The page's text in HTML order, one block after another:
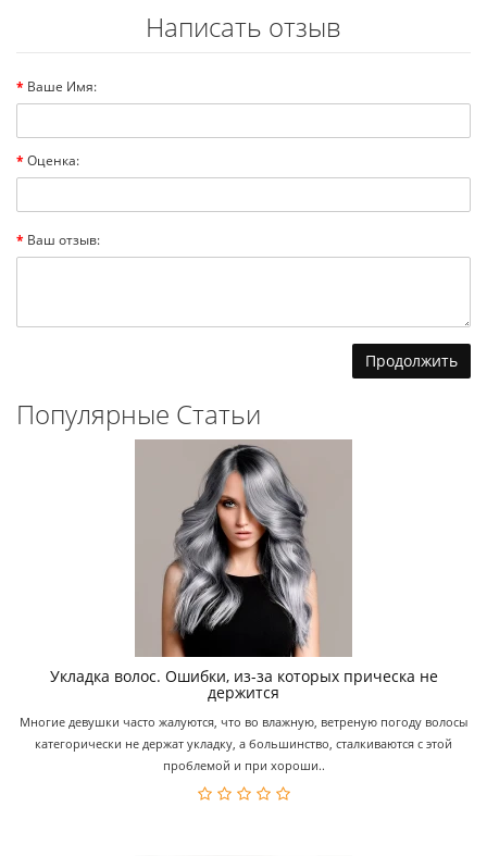
Написать отзыв
Ваше Имя:
Оценка:
Ваш отзыв:
Продолжить
Популярные Статьи
Укладка волос. Ошибки, из-за которых прическа не
держится
Многие девушки часто жалуются, что во влажную, ветреную погоду волосы
категорически не держат укладку, а большинство, сталкиваются с этой
проблемой и при хороши..